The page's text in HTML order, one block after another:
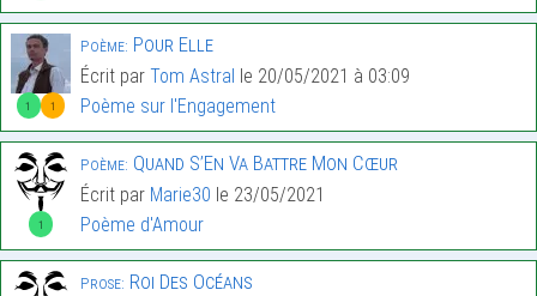
1 1
Poème: Pour Elle
Écrit par Tom Astral
le 20/05/2021 à 03:09
Poème sur l'Engagement
1
Poème: Quand S’En Va Battre Mon Cœur
Écrit par Marie30 le 23/05/2021
Poème d'Amour
Prose: Roi Des Océans